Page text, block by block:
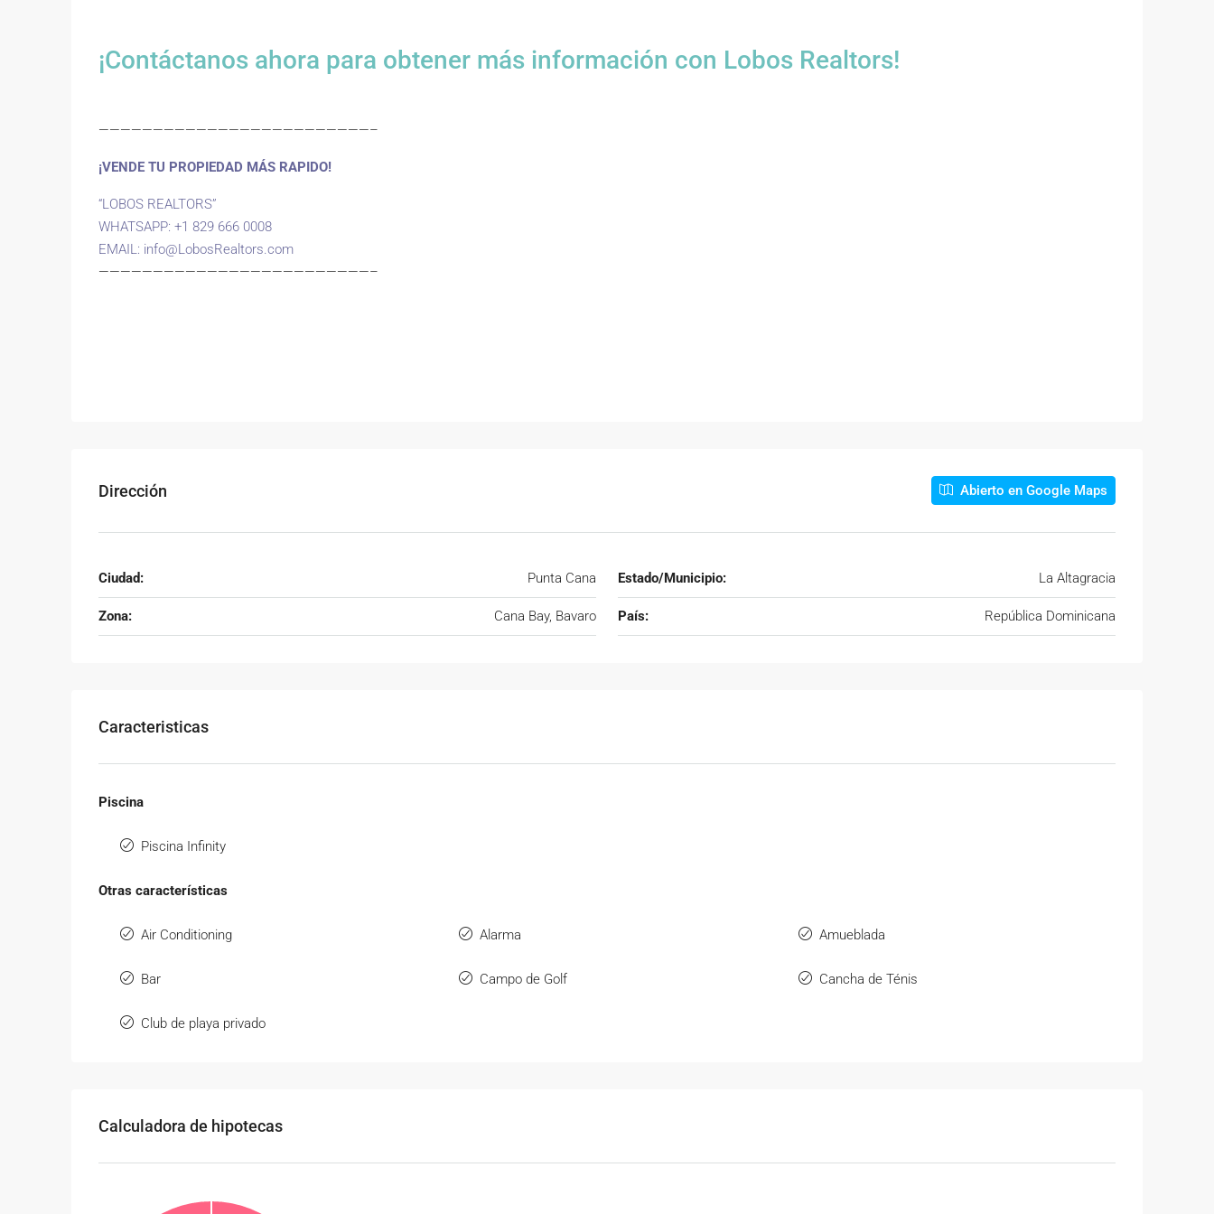
¡Contáctanos ahora para obtener más información con Lobos Realtors!
—————————————————————————–
¡VENDE TU PROPIEDAD MÁS RAPIDO!
“LOBOS REALTORS”
WHATSAPP: +1 829 666 0008
EMAIL: info@LobosRealtors.com
—————————————————————————–
Dirección Abierto en Google Maps
Ciudad: Punta Cana Estado/Municipio: La Altagracia
Zona: Cana Bay, Bavaro País: República Dominicana
Caracteristicas
Piscina
Piscina Infinity
Otras características
Air Conditioning Alarma Amueblada
Bar Campo de Golf Cancha de Ténis
Club de playa privado
Calculadora de hipotecas